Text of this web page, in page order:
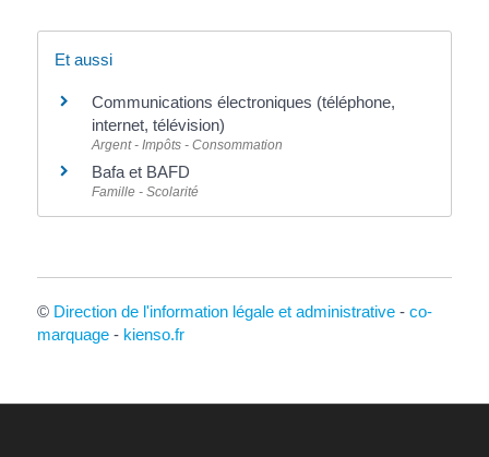
Et aussi
Communications électroniques (téléphone,
internet, télévision)
Argent - Impôts - Consommation
Bafa et BAFD
Famille - Scolarité
© Direction de l'information légale et administrative- co-
marquage- kienso.fr